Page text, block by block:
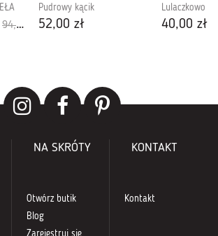
94,00 zł
Pudrowy kącik
52,00 zł
Lulaczkowo
40,00 zł
NA SKRÓTY
Otwórz butik
Blog
KONTAKT
Kontakt